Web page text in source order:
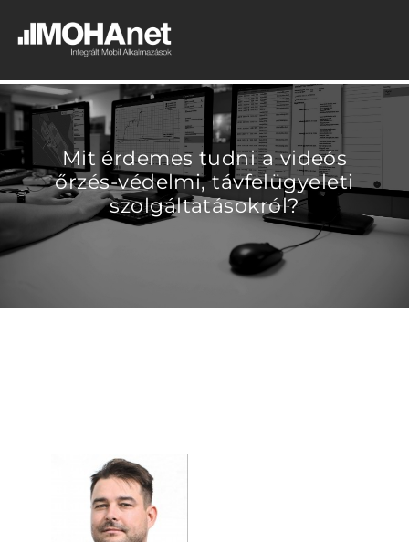
Mit érdemes tudni a videós
őrzés-védelmi, távfelügyeleti
szolgáltatásokról?